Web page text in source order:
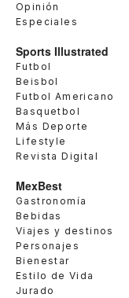
Opinión
Especiales
Sports Illustrated
Futbol
Beisbol
Futbol Americano
Basquetbol
Más Deporte
Lifestyle
Revista Digital
MexBest
Gastronomía
Bebidas
Viajes y destinos
Personajes
Bienestar
Estilo de Vida
Jurado